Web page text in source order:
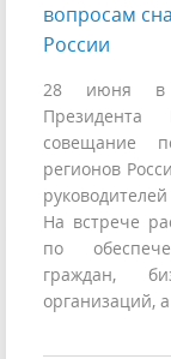
вопросам
России
28 июня в
совещание
регионов
На встрече
по
граждан,
организаций,